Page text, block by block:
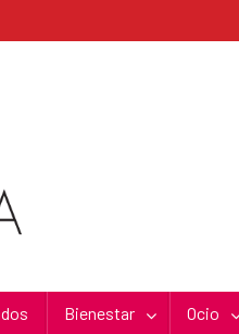
Bienestar Ocio